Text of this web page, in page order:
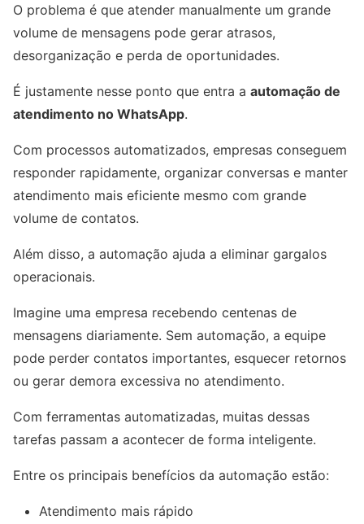
O problema é que atender manualmente um grande
volume de mensagens pode gerar atrasos,
desorganização e perda de oportunidades.
É justamente nesse ponto que entra a automação de
atendimento no WhatsApp.
Com processos automatizados, empresas conseguem
responder rapidamente, organizar conversas e manter
atendimento mais eficiente mesmo com grande
volume de contatos.
Além disso, a automação ajuda a eliminar gargalos
operacionais.
Imagine uma empresa recebendo centenas de
mensagens diariamente. Sem automação, a equipe
pode perder contatos importantes, esquecer retornos
ou gerar demora excessiva no atendimento.
Com ferramentas automatizadas, muitas dessas
tarefas passam a acontecer de forma inteligente.
Entre os principais benefícios da automação estão:
Atendimento mais rápido